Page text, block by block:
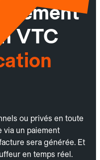
VTC
ou privés en toute
via un paiement
sera générée. Et
en temps réel.